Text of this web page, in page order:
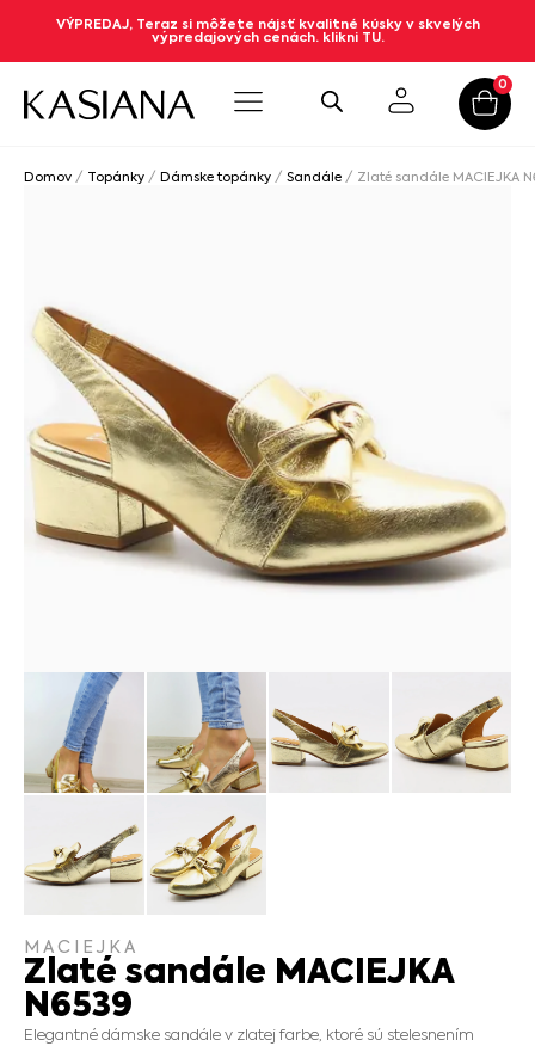
VÝPREDAJ, Teraz si môžete nájsť kvalitné kúsky v skvelých
výpredajových cenách. klikni TU.
0
Domov / Topánky / Dámske topánky / Sandále / Zlaté sandále MACIEJKA
MACIEJKA
Zlaté sandále MACIEJKA
N6539
Elegantné dámske sandále v zlatej farbe, ktoré sú stelesnením